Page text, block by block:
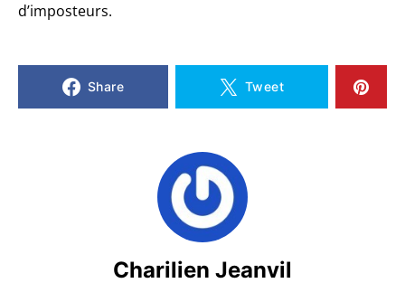
d’imposteurs.
Share Tweet
Charilien Jeanvil